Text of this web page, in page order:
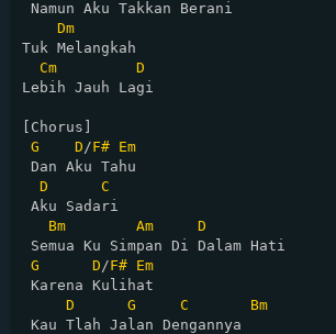
Namun Aku Takkan Berani
Dm
Tuk Melangkah
Cm
D
Lebih Jauh Lagi
[Chorus]
G
D /F# Em
Dan Aku Tahu
D
C
Aku Sadari
Bm
Am
D
Semua Ku Simpan Di Dalam Hati
G
D /F# Em
Karena Kulihat
D
G C
Bm
Kau Tlah Jalan Dengannya